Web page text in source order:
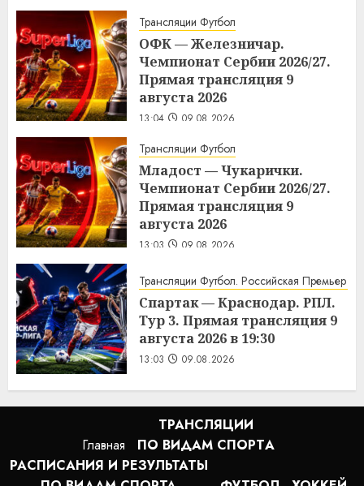
Трансляции Футбол
ОФК — Железничар.
Чемпионат Сербии 2026/27.
Прямая трансляция 9
августа 2026
13:04 09.08.2026
Трансляции Футбол
Младост — Чукарички.
Чемпионат Сербии 2026/27.
Прямая трансляция 9
августа 2026
13:03 09.08.2026
Трансляции Футбол. Российская Премьер
Спартак — Краснодар. РПЛ.
Тур 3. Прямая трансляция 9
августа 2026 в 19:30
13:03 09.08.2026
Главная
ТРАНСЛЯЦИИ
ПО ВИДАМ СПОРТA
РАСПИСАНИЯ И РЕЗУЛЬТАТЫ